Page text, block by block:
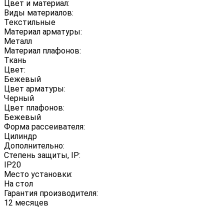
Цвет и материал:
Виды материалов:
Текстильные
Материал арматуры:
Металл
Материал плафонов:
Ткань
Цвет:
Бежевый
Цвет арматуры:
Черный
Цвет плафонов:
Бежевый
Форма рассеивателя:
Цилиндр
Дополнительно:
Степень защиты, IP:
IP20
Место установки:
На стол
Гарантия производителя:
12 месяцев